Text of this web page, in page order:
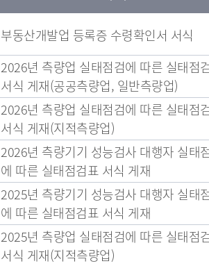
부동산개발업 등록증 수령확인서 서식
2026년 측량업 실태점검에 따른 실태점
서식 게재(공공측량업, 일반측량업)
2026년 측량업 실태점검에 따른 실태점
서식 게재(지적측량업)
2026년 측량기기 성능검사 대행자 실태
에 따른 실태점검표 서식 게재
2025년 측량기기 성능검사 대행자 실태
에 따른 실태점검표 서식 게재
2025년 측량업 실태점검에 따른 실태점
서식 게재(지적측량업)